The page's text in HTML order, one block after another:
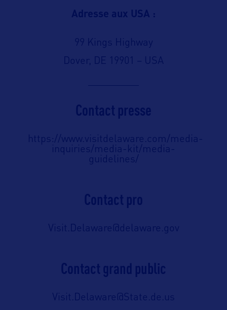
Adresse aux USA :
99 Kings Highway
Dover, DE 19901 – USA
Contact presse
https://www.visitdelaware.com/media-
inquiries/media-kit/media-
guidelines/
Contact pro
Visit.Delaware@delaware.gov
Contact grand public
Visit.Delaware@State.de.us